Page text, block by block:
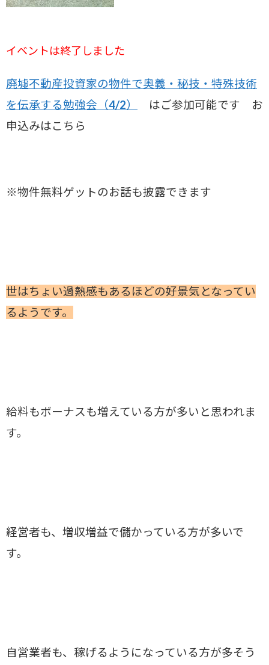
イベントは終了しました
廃墟不動産投資家の物件で奥義・秘技・特殊技術
を伝承する勉強会（4/2）
はご参加可能です お
申込みはこちら
※物件無料ゲットのお話も披露できます
世はちょい過熱感もあるほどの好景気となってい
るようです。
給料もボーナスも増えている方が多いと思われま
す。
経営者も、増収増益で儲かっている方が多いで
す。
自営業者も、稼げるようになっている方が多そう